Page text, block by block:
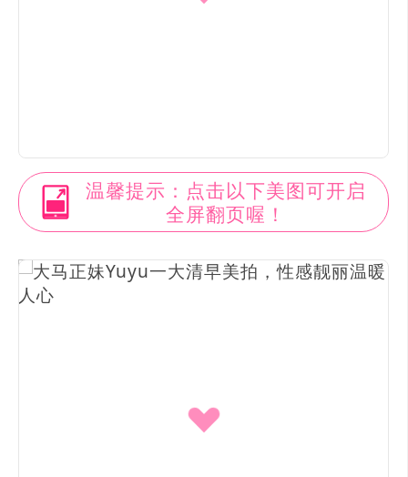
温馨提示：点击以下美图可开启
全屏翻页喔！